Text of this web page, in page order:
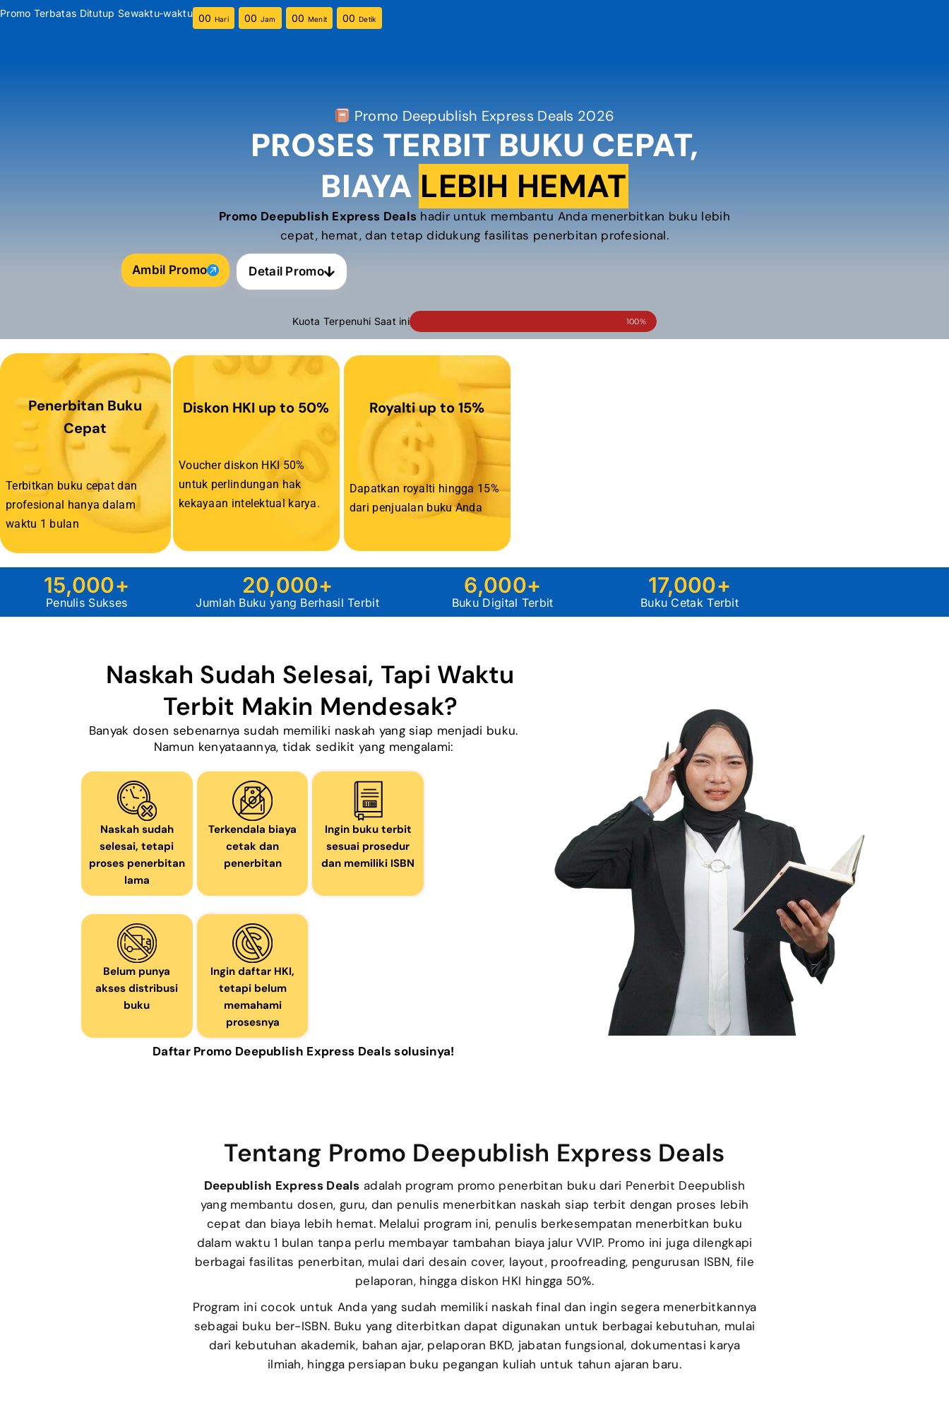
Promo Terbatas Ditutup Sewaktu-waktu 00 Hari 00 Jam 00 Menit 00 Detik
Promo Deepublish Express Deals 2026
PROSES TERBIT BUKU CEPAT,
BIAYA LEBIH HEMAT
Promo Deepublish Express Deals hadir untuk membantu Anda menerbitkan buku lebih
cepat, hemat, dan tetap didukung fasilitas penerbitan profesional.
Ambil Promo Detail Promo
Kuota Terpenuhi Saat ini 100%
Penerbitan Buku
Cepat
Terbitkan buku cepat dan
profesional hanya dalam
waktu 1 bulan
Diskon HKI up to 50%
Voucher diskon HKI 50%
untuk perlindungan hak
kekayaan intelektual karya.
Royalti up to 15%
Dapatkan royalti hingga 15%
dari penjualan buku Anda
Penulis Sukses
15,000+
Jumlah Buku yang Berhasil Terbit
20,000+
Buku Digital Terbit
6,000+
Buku Cetak Terbit
17,000+
Naskah Sudah Selesai, Tapi Waktu
Terbit Makin Mendesak?
Banyak dosen sebenarnya sudah memiliki naskah yang siap menjadi buku.
Namun kenyataannya, tidak sedikit yang mengalami:
Naskah sudah
selesai, tetapi
proses penerbitan
lama
Terkendala biaya
cetak dan
penerbitan
Ingin buku terbit
sesuai prosedur
dan memiliki ISBN
Belum punya
akses distribusi
buku
Ingin daftar HKI,
tetapi belum
memahami
prosesnya
Daftar Promo Deepublish Express Deals solusinya!
Tentang Promo Deepublish Express Deals
Deepublish Express Deals adalah program promo penerbitan buku dari Penerbit Deepublish
yang membantu dosen, guru, dan penulis menerbitkan naskah siap terbit dengan proses lebih
cepat dan biaya lebih hemat. Melalui program ini, penulis berkesempatan menerbitkan buku
dalam waktu 1 bulan tanpa perlu membayar tambahan biaya jalur VVIP. Promo ini juga dilengkapi
berbagai fasilitas penerbitan, mulai dari desain cover, layout, proofreading, pengurusan ISBN, file
pelaporan, hingga diskon HKI hingga 50%.
Program ini cocok untuk Anda yang sudah memiliki naskah final dan ingin segera menerbitkannya
sebagai buku ber-ISBN. Buku yang diterbitkan dapat digunakan untuk berbagai kebutuhan, mulai
dari kebutuhan akademik, bahan ajar, pelaporan BKD, jabatan fungsional, dokumentasi karya
ilmiah, hingga persiapan buku pegangan kuliah untuk tahun ajaran baru.